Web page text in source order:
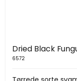
Dried Black
6572